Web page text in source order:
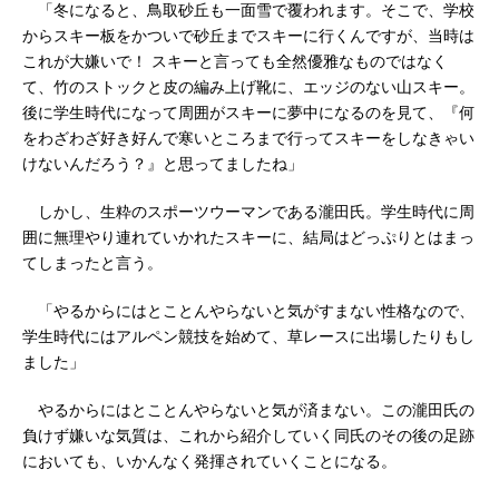
「冬になると、鳥取砂丘も一面雪で覆われます。そこで、学校
からスキー板をかついで砂丘までスキーに行くんですが、当時は
これが大嫌いで！ スキーと言っても全然優雅なものではなく
て、竹のストックと皮の編み上げ靴に、エッジのない山スキー。
後に学生時代になって周囲がスキーに夢中になるのを見て、『何
をわざわざ好き好んで寒いところまで行ってスキーをしなきゃい
けないんだろう？』と思ってましたね」
しかし、生粋のスポーツウーマンである瀧田氏。学生時代に周
囲に無理やり連れていかれたスキーに、結局はどっぷりとはまっ
てしまったと言う。
「やるからにはとことんやらないと気がすまない性格なので、
学生時代にはアルペン競技を始めて、草レースに出場したりもし
ました」
やるからにはとことんやらないと気が済まない。この瀧田氏の
負けず嫌いな気質は、これから紹介していく同氏のその後の足跡
においても、いかんなく発揮されていくことになる。